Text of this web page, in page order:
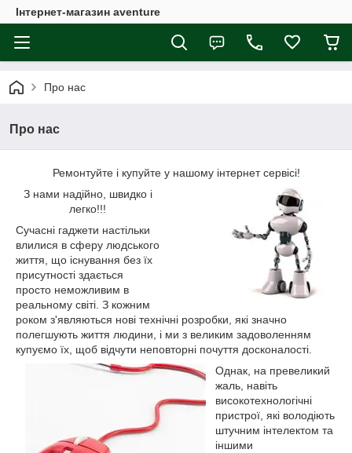
Інтернет-магазин aventure
Про нас
Про нас
Ремонтуйте і купуйте у нашому інтернет сервісі!
З нами надійно, швидко і
легко!!!
Сучасні гаджети настільки
влилися в сферу людського
життя, що існування без їх
присутності здається
просто неможливим в
реальному світі. З кожним
роком з'являються нові технічні розробки, які значно
полегшують життя людини, і ми з великим задоволенням
купуємо їх, щоб відчути неповторні почуття досконалості.
Однак, на превеликий
жаль, навіть
високотехнологічні
пристрої, які володіють
штучним інтелектом та
іншими